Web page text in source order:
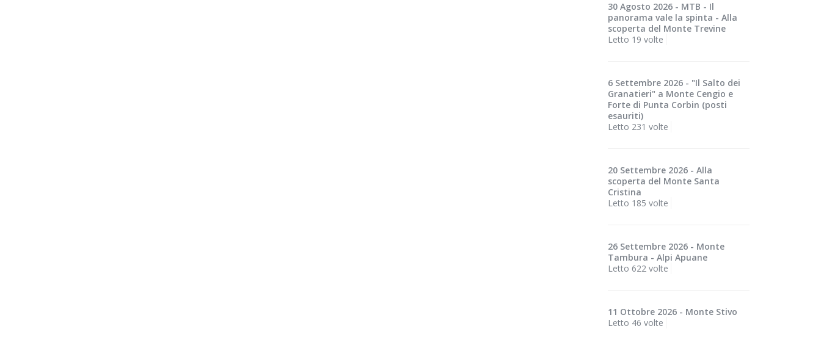
30 Agosto 2026 - MTB - Il
panorama vale la spinta - Alla
scoperta del Monte Trevine
Letto 19 volte
6 Settembre 2026 - "Il Salto dei
Granatieri" a Monte Cengio e
Forte di Punta Corbin (posti
esauriti)
Letto 231 volte
20 Settembre 2026 - Alla
scoperta del Monte Santa
Cristina
Letto 185 volte
26 Settembre 2026 - Monte
Tambura - Alpi Apuane
Letto 622 volte
11 Ottobre 2026 - Monte Stivo
Letto 46 volte